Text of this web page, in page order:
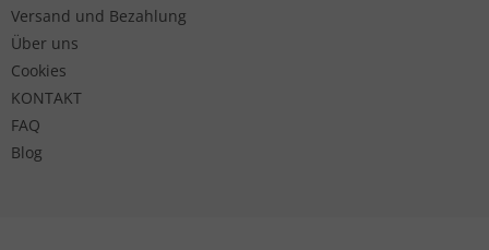
Versand und Bezahlung
Über uns
Cookies
KONTAKT
FAQ
Blog